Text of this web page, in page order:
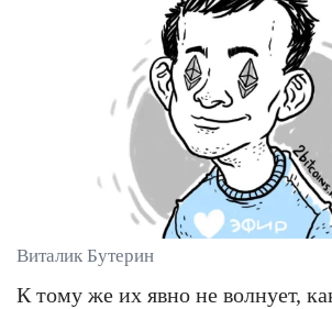
Виталик Бутерин
К тому же их явно не волнует,